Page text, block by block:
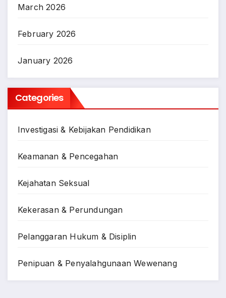
March 2026
February 2026
January 2026
Categories
Investigasi & Kebijakan Pendidikan
Keamanan & Pencegahan
Kejahatan Seksual
Kekerasan & Perundungan
Pelanggaran Hukum & Disiplin
Penipuan & Penyalahgunaan Wewenang